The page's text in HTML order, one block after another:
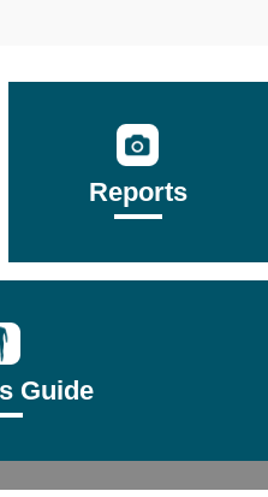
Reports
Guide